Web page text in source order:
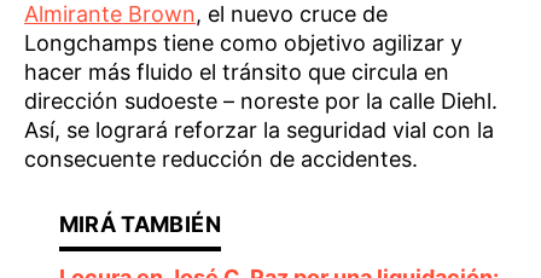
Almirante Brown, el nuevo cruce de
Longchamps tiene como objetivo agilizar y
hacer más fluido el tránsito que circula en
dirección sudoeste – noreste por la calle Diehl.
Así, se logrará reforzar la seguridad vial con la
consecuente reducción de accidentes.